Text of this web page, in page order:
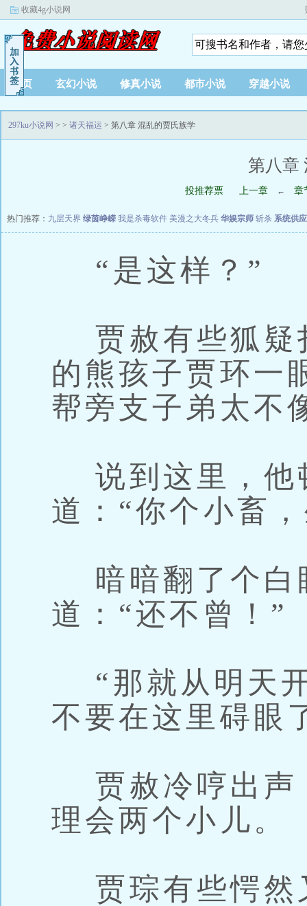
收藏4g小说网
首页 玄幻小说 修真小说 都市小说 穿越小说
297ku小说网 > > 诸天福运 > 第八章 混乱的贾氏族学
第八章
投推荐票 上一章 ← 章
热门推荐： 九层天界 绿茵峥嵘 我是杀毒软件 美漫之大冬兵 华娱宗师 斩杀 系统供
“是这样？”
贾赦有些狐疑
的熊孩子贾环一
帮旁支子弟太不
说到这里，他
道：“你个小畜
暗暗翻了个白
道：“还不曾！”
“那就从明天
不要在这里碍眼
贾赦冷哼出声
理会两个小儿。
贾琮有些愕然